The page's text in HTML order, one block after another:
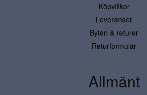
Köpvillkor
Leveranser
Byten & returer
Returformulär
Allmänt